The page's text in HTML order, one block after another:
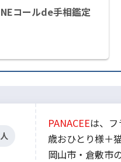
コールde手相鑑定
PANACEEは、
歳おひとり様＋
岡山市・倉敷市